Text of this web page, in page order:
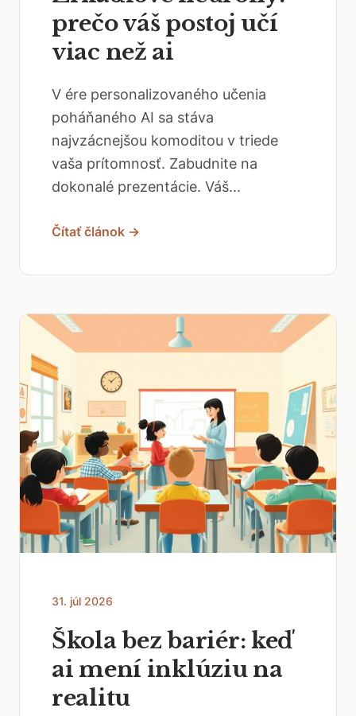
prečo váš postoj učí
viac než ai
V ére personalizovaného učenia
poháňaného AI sa stáva
najvzácnejšou komoditou v triede
vaša prítomnosť. Zabudnite na
dokonalé prezentácie. Váš...
Čítať článok →
31. júl 2026
Škola bez bariér: keď
ai mení inklúziu na
realitu